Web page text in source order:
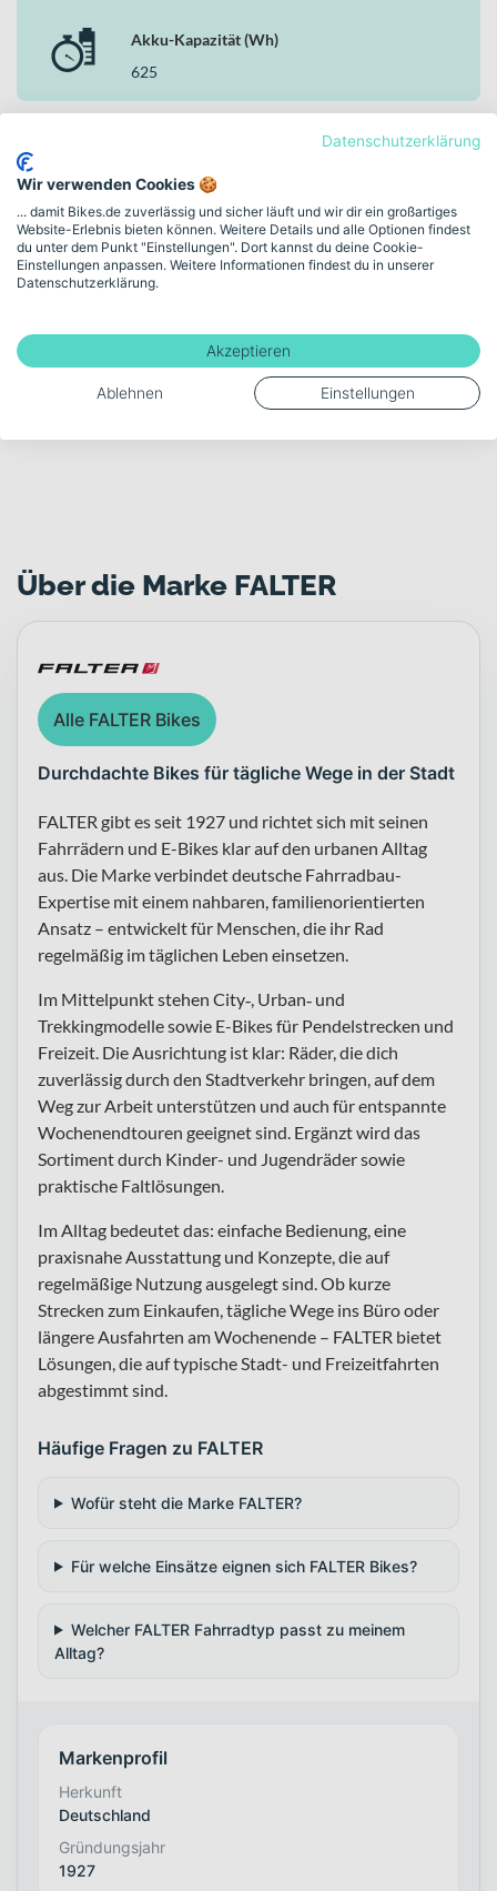
Akku-Kapazität (Wh)
625
Bewegende Freude.
Entdecke FALTER in
unserer Markenwelt
VERLÄSSLICH. DURCHDACHT. GEMACHT FÜR DEN
ALLTAG.
Zur FALTER Markenwelt
Über die Marke FALTER
Alle FALTER Bikes
Durchdachte Bikes für tägliche Wege in der Stadt
FALTER gibt es seit 1927 und richtet sich mit seinen
Fahrrädern und E-Bikes klar auf den urbanen Alltag
aus. Die Marke verbindet deutsche Fahrradbau-
Expertise mit einem nahbaren, familienorientierten
Ansatz – entwickelt für Menschen, die ihr Rad
regelmäßig im täglichen Leben einsetzen.
Im Mittelpunkt stehen City‑, Urban‑ und
Trekkingmodelle sowie E-Bikes für Pendelstrecken und
Freizeit. Die Ausrichtung ist klar: Räder, die dich
zuverlässig durch den Stadtverkehr bringen, auf dem
Weg zur Arbeit unterstützen und auch für entspannte
Wochenendtouren geeignet sind. Ergänzt wird das
Sortiment durch Kinder- und Jugendräder sowie
praktische Faltlösungen.
Im Alltag bedeutet das: einfache Bedienung, eine
praxisnahe Ausstattung und Konzepte, die auf
regelmäßige Nutzung ausgelegt sind. Ob kurze
Strecken zum Einkaufen, tägliche Wege ins Büro oder
längere Ausfahrten am Wochenende – FALTER bietet
Lösungen, die auf typische Stadt- und Freizeitfahrten
abgestimmt sind.
Häufige Fragen zu FALTER
Wofür steht die Marke FALTER?
Für welche Einsätze eignen sich FALTER Bikes?
Welcher FALTER Fahrradtyp passt zu meinem
Alltag?
Markenprofil
Herkunft
Deutschland
Gründungsjahr
1927
Datenschutzerklärung
Wir verwenden Cookies 🍪
... damit Bikes.de zuverlässig und sicher läuft und wir dir ein großartiges
Website-Erlebnis bieten können. Weitere Details und alle Optionen findest
du unter dem Punkt "Einstellungen". Dort kannst du deine Cookie-
Einstellungen anpassen. Weitere Informationen findest du in unserer
Datenschutzerklärung.
Akzeptieren
Ablehnen Einstellungen